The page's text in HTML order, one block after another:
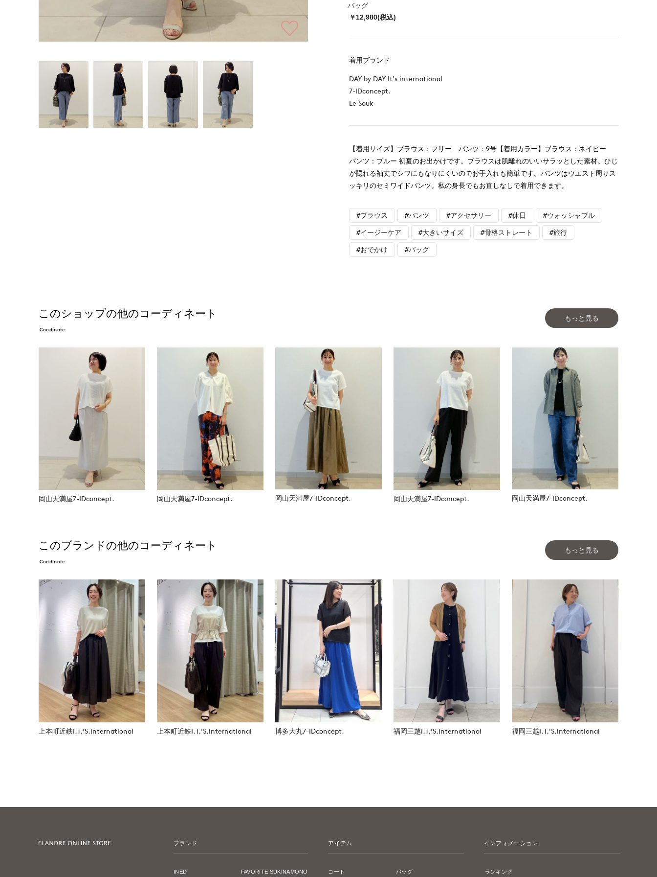
バッグ
￥12,980(税込)
着用ブランド
DAY by DAY It's international
7-IDconcept.
Le Souk
【着用サイズ】ブラウス：フリー パンツ：9号【着用カラー】ブラウス：ネイビー
パンツ：ブルー 初夏のお出かけです。ブラウスは肌離れのいいサラッとした素材。ひじ
が隠れる袖丈でシワにもなりにくいのでお手入れも簡単です。パンツはウエスト周りス
ッキリのセミワイドパンツ。私の身長でもお直しなしで着用できます。
#ブラウス #パンツ #アクセサリー #休日 #ウォッシャブル
#イージーケア #大きいサイズ #骨格ストレート #旅行
#おでかけ #バッグ
このショップの他のコーディネート
Coodinate
もっと見る
岡山天満屋7-IDconcept. 岡山天満屋7-IDconcept. 岡山天満屋7-IDconcept. 岡山天満屋7-IDconcept. 岡山天満屋7-IDconcept.
このブランドの他のコーディネート
Coodinate
もっと見る
上本町近鉄I.T.'S.international 上本町近鉄I.T.'S.international 博多大丸7-IDconcept. 福岡三越I.T.'S.international 福岡三越I.T.'S.international
ブランド
INED FAVORITE SUKINAMONO
アイテム
コート バッグ
インフォメーション
ランキング